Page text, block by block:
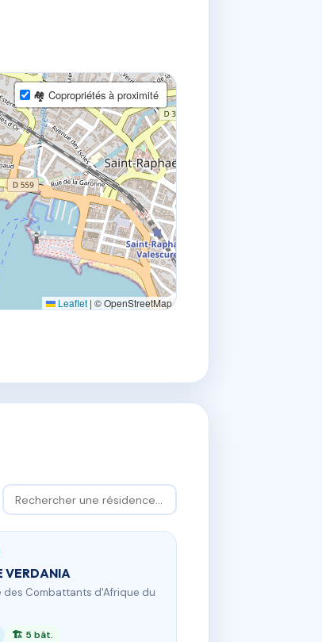
🏘 Copropriétés à proximité
Leaflet | © OpenStreetMap
VERDANIA
des Combattants d'Afrique du
🏗 5 bât.